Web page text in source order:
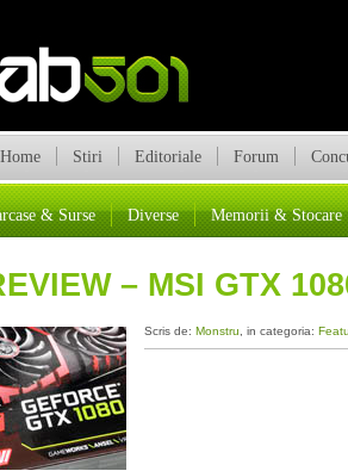
Home Stiri Editoriale Forum
& Surse Diverse Memorii & Stocare
– MSI GTX
Scris de: Monstru , in categoria: